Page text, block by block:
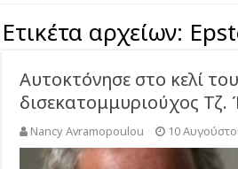
Ετικέτα αρχείων:
Αυτοκτόνησε στο κελί
δισεκατομμυριούχος Τζ.
Nancy Avramopoulou 10